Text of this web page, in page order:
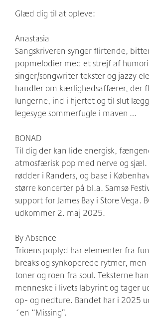
Glæd dig til at opleve:
Anastasia
Sangskriveren synger flirtende,
popmelodier med et strejf af
singer/songwriter tekster og jazzy
handler om kærlighedsaffærer, der
lungerne, ind i hjertet og til slut
legesyge sommerfugle i maven …
BONAD
Til dig der kan lide energisk,
atmosfærisk pop med nerve og sjæl.
rødder i Randers, og base i
større koncerter på bl.a. Samsø
support for James Bay i Store Vega.
udkommer 2. maj 2025.
By Absence
Trioens poplyd har elementer fra
breaks og synkoperede rytmer, men
toner og roen fra soul. Teksterne
menneske i livets labyrint og tager
op- og nedture. Bandet har i 2025
´en “Missing”.